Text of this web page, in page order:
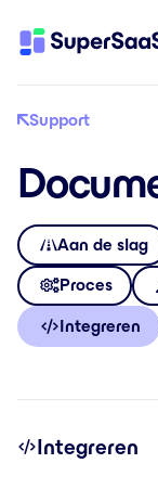
Support
Aan de slag
Proces
Integreren
Integreren